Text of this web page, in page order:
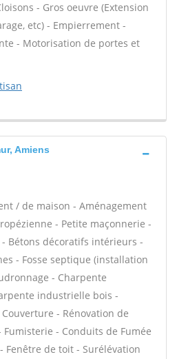
- Gros oeuvre (Extension
etc) - Empierrement -
- Motorisation de portes et
Amiens
/ de maison - Aménagement
- Petite maçonnerie -
Bétons décoratifs intérieurs -
- Fosse septique (installation
- Charpente
industrielle bois -
- Rénovation de
- Conduits de Fumée
Fenêtre de toit - Surélévation